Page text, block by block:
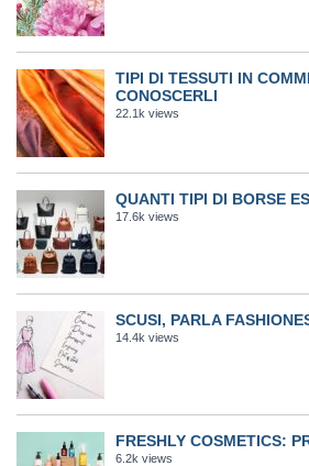
TIPI DI TESSUTI IN
CONOSCERLI
22.1k views
QUANTI TIPI DI BORSE
17.6k views
SCUSI, PARLA
14.4k views
FRESHLY COSMETICS:
6.2k views